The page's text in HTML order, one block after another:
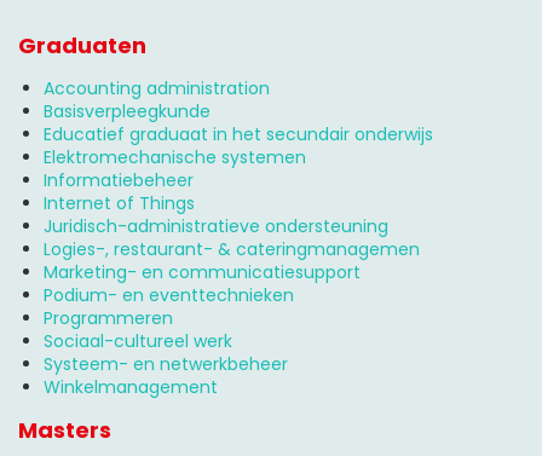
Graduaten
Accounting administration
Basisverpleegkunde
Educatief graduaat in het secundair onderwijs
Elektromechanische systemen
Informatiebeheer
Internet of Things
Juridisch-administratieve ondersteuning
Logies-, restaurant- & cateringmanagemen
Marketing- en communicatiesupport
Podium- en eventtechnieken
Programmeren
Sociaal-cultureel werk
Systeem- en netwerkbeheer
Winkelmanagement
Masters